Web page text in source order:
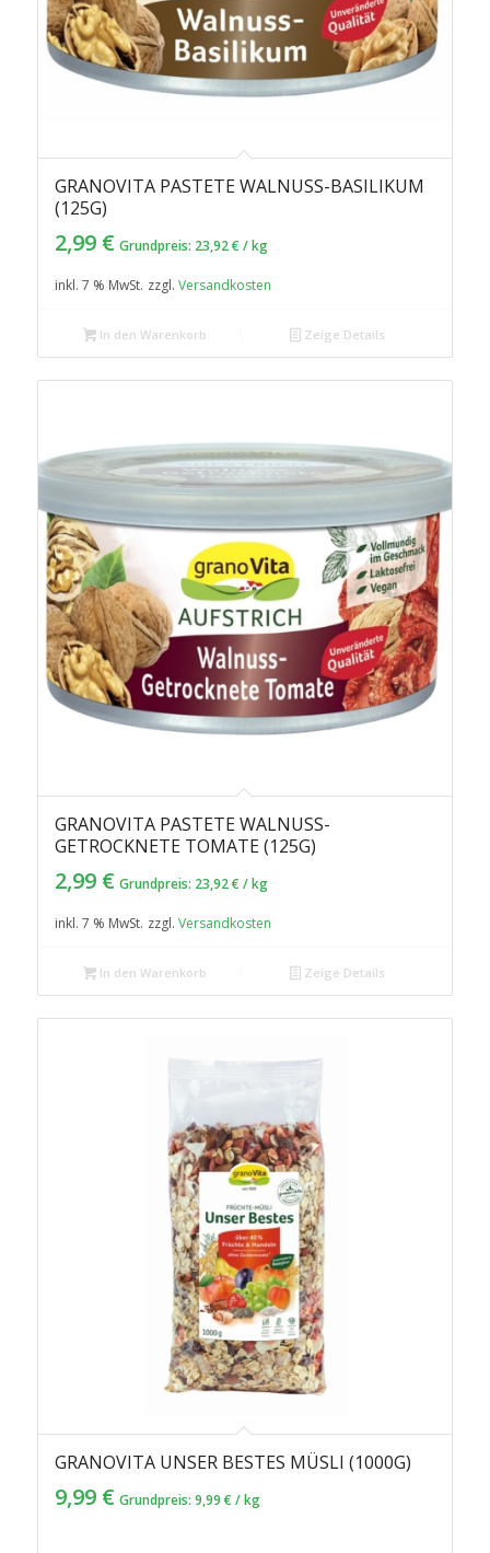
GRANOVITA PASTETE WALNUSS-BASILIKUM
(125G)
2,99 € Grundpreis: 23,92€ /kg
inkl. 7 % MwSt. zzgl. Versandkosten
In den Warenkorb Zeige Details
GRANOVITA PASTETE WALNUSS-
GETROCKNETE TOMATE (125G)
2,99 € Grundpreis: 23,92€ /kg
inkl. 7 % MwSt. zzgl. Versandkosten
In den Warenkorb Zeige Details
GRANOVITA UNSER BESTES MÜSLI (1000G)
9,99 € Grundpreis: 9,99 € /kg